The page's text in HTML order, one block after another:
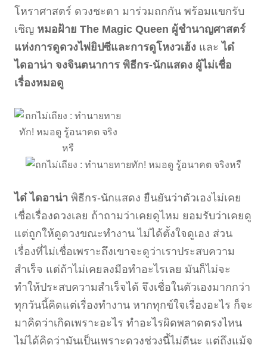
โหราศาสตร์ ดวงชะตา มาร่วมถกกัน พร้อมแขกรับ
เชิญ หมอฝ้าย The Magic Queen ผู้ชำนาญศาสตร์
แห่งการดูดวงไพ่ยิปซีและการดูโหงวเฮ้ง และได๋
ไดอาน่า จงจินตนาการ พิธีกร-นักแสดง ผู้ไม่เชื่อ
เรื่องหมอดู
ได๋ ไดอาน่า พิธีกร-นักแสดง ยืนยันว่าตัวเองไม่เคย
เชื่อเรื่องดวงเลย ถ้าถามว่าเคยดูไหม ยอมรับว่าเคยดู
แต่ถูกให้ดูดวงขณะทำงาน ไม่ได้ตั้งใจดูเอง ส่วน
เรื่องที่ไม่เชื่อเพราะถึงเขาจะดูว่าเราประสบความ
สำเร็จ แต่ถ้าไม่เคยลงมือทำอะไรเลย มันก็ไม่จะ
ทำให้ประสบความสำเร็จได้ จึงเชื่อในตัวเองมากกว่า
ทุกวันนี้คิดแต่เรื่องทำงาน หากทุกข์ใจเรื่องอะไร ก็จะ
มาคิดว่าเกิดเพราะอะไร ทำอะไรผิดพลาดตรงไหน
ไม่ได้คิดว่ามันเป็นเพราะดวงช่วงนี้ไม่ดีนะ แต่ถึงแม้จ